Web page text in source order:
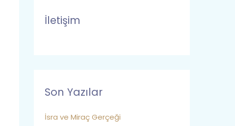
İletişim
Son Yazılar
İsra ve Miraç Gerçeği